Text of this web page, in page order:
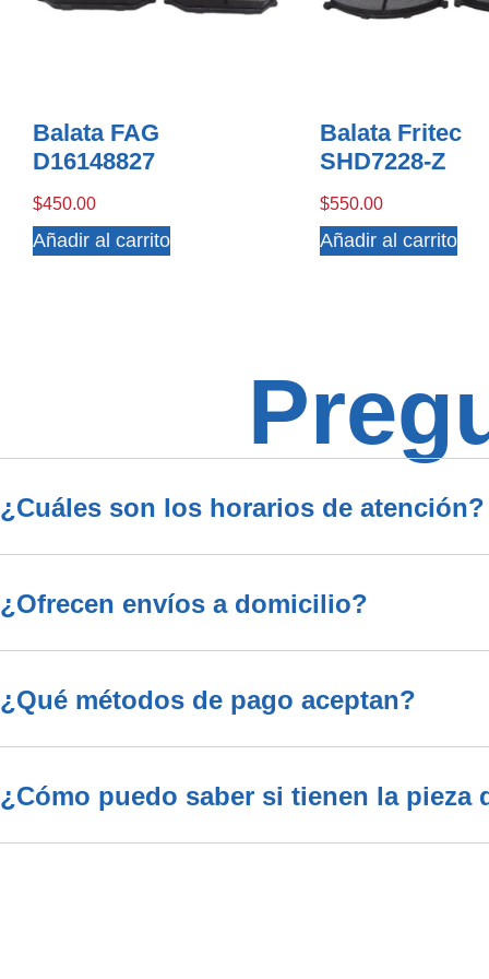
Balata FAG
D16148827
$450.00
Añadir al carrito
Balata Fritec
SHD7228-Z
$550.00
Añadir al carrito
¿Cuáles son los horarios de atención?
¿Ofrecen envíos a domicilio?
¿Qué métodos de pago aceptan?
¿Cómo puedo saber si tienen la pieza